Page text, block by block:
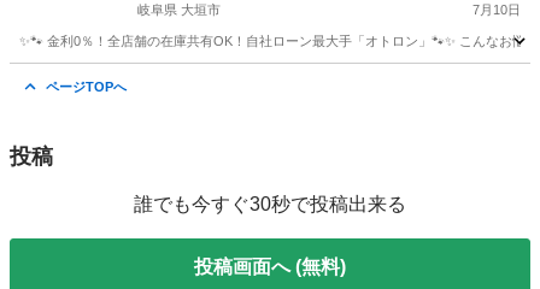
岐阜県 大垣市 7月10日
✨🐾 金利0％！全店舗の在庫共有OK！自社ローン最大手「オトロン」🐾✨ こんなお
ページTOPへ
投稿
誰でも今すぐ30秒で投稿出来る
投稿画面へ (無料)